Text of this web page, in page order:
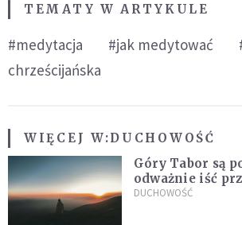
TEMATY W ARTYKULE
#medytacja #jak medytować
chrześcijańska
WIĘCEJ W:DUCHOWOŚĆ
Góry Tabor są
odważnie iść
DUCHOWOŚĆ